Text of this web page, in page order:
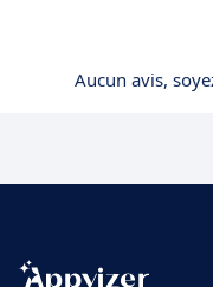
Aucun avis,